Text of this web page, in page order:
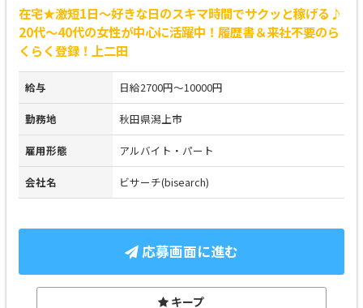
在宅★激短1日～好きな日のスキマ時間でサクッと稼げる♪
20代～40代の女性が中心に活躍中！履歴書＆来社不要のら
くらく登録！上二田
給与 日給2700円～10000円
勤務地 秋田県潟上市
雇用形態 アルバイト・パート
会社名 ビサーチ(bisearch)
応募画面に進む
キープ